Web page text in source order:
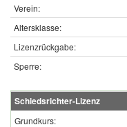
Verein:
Altersklasse:
Lizenzrückgabe:
Sperre:
Schiedsrichter-Lizenz
Grundkurs: